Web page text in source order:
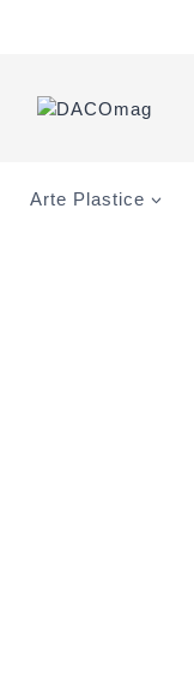
Arte Plastice